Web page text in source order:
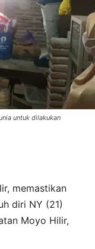
untuk dilakukan
memastikan
diri NY (21)
Moyo Hilir,